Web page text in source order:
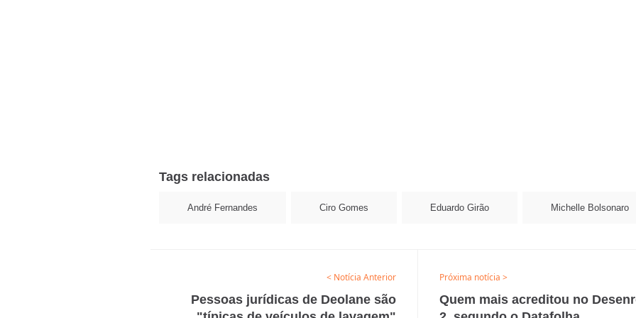
Tags relacionadas
André Fernandes Ciro Gomes Eduardo Girão Michelle Bolsonaro
< Notícia Anterior
Pessoas jurídicas de Deolane são
Próxima notícia >
Quem mais acreditou no